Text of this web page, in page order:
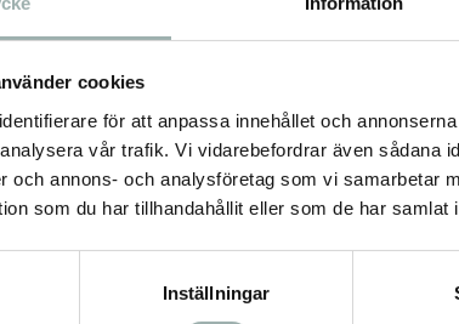
cookies
för att anpassa innehållet och
vår trafik. Vi vidarebefordrar även sådana
och annons- och analysföretag som vi samarbetar
som du har tillhandahållit eller som de har samlat
Inställningar